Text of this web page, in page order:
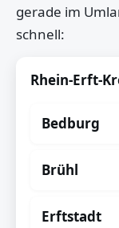
gerade im
schnell:
Rhein-Erft-
Bedburg
Brühl
Erftstadt